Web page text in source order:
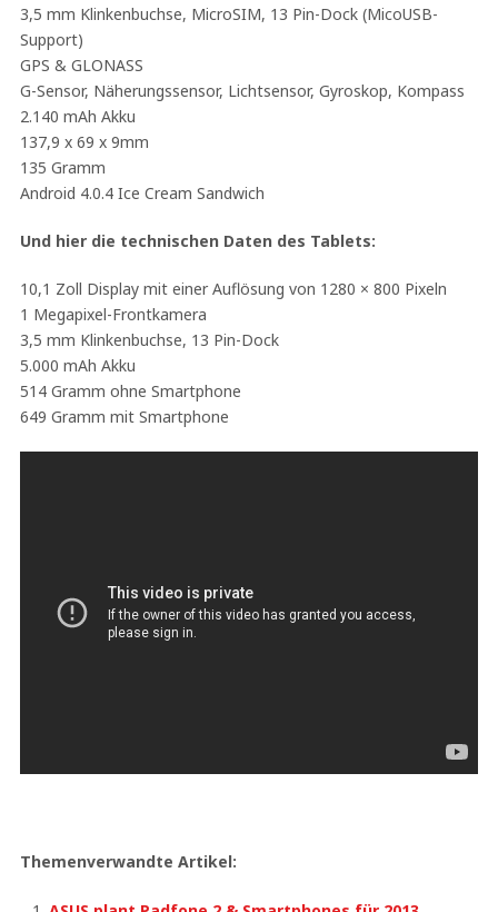
3,5 mm Klinkenbuchse, MicroSIM, 13 Pin-Dock (MicoUSB-
Support)
GPS & GLONASS
G-Sensor, Näherungssensor, Lichtsensor, Gyroskop, Kompass
2.140 mAh Akku
137,9 x 69 x 9mm
135 Gramm
Android 4.0.4 Ice Cream Sandwich
Und hier die technischen Daten des Tablets:
10,1 Zoll Display mit einer Auflösung von 1280 × 800 Pixeln
1 Megapixel-Frontkamera
3,5 mm Klinkenbuchse, 13 Pin-Dock
5.000 mAh Akku
514 Gramm ohne Smartphone
649 Gramm mit Smartphone
Themenverwandte Artikel: